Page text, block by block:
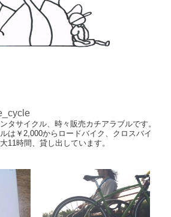
タサイクル、時々販売カチアラブルです。
は￥2,000からロードバイク、クロスバイ
11時間、貸し出しています。